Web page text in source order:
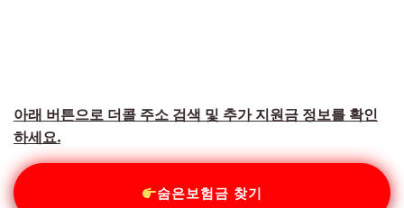
아래 버튼으로 더콜 주소 검색 및 추가 지원금 정보를 확인
하세요.
숨은보험금 찾기